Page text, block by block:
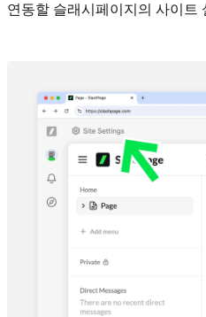
연동할 슬래시페이지의 사이트